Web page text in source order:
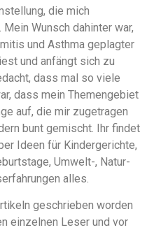
die mich
Wunsch dahinter war,
und Asthma geplagter
und anfängt sich zu
dass mal so viele
dass mein Themengebiet
auf, die mir zugetragen
bunt gemischt. Ihr findet
Ideen für Kindergerichte,
Umwelt-, Natur-
alles.
geschrieben worden
einzelnen Leser und vor